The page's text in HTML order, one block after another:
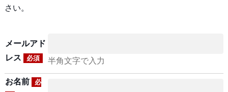
さい。
メールアド
レス
必須 半角文字で入力
お名前
必